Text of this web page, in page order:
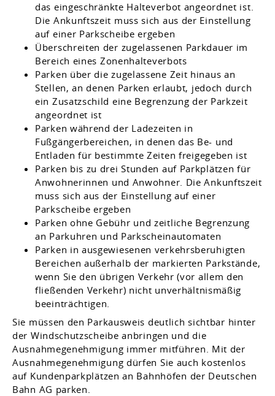
das eingeschränkte Halteverbot angeordnet ist.
Die Ankunftszeit muss sich aus der Einstellung
auf einer Parkscheibe ergeben
Überschreiten der zugelassenen Parkdauer im
Bereich eines Zonenhalteverbots
Parken über die zugelassene Zeit hinaus an
Stellen, an denen Parken erlaubt, jedoch durch
ein Zusatzschild eine Begrenzung der Parkzeit
angeordnet ist
Parken während der Ladezeiten in
Fußgängerbereichen, in denen das Be- und
Entladen für bestimmte Zeiten freigegeben ist
Parken bis zu drei Stunden auf Parkplätzen für
Anwohnerinnen und Anwohner. Die Ankunftszeit
muss sich aus der Einstellung auf einer
Parkscheibe ergeben
Parken ohne Gebühr und zeitliche Begrenzung
an Parkuhren und Parkscheinautomaten
Parken in ausgewiesenen verkehrsberuhigten
Bereichen außerhalb der markierten Parkstände,
wenn Sie den übrigen Verkehr (vor allem den
fließenden Verkehr) nicht unverhältnismäßig
beeinträchtigen.
Sie müssen den Parkausweis deutlich sichtbar hinter
der Windschutzscheibe anbringen und die
Ausnahmegenehmigung immer mitführen. Mit der
Ausnahmegenehmigung dürfen Sie auch kostenlos
auf Kundenparkplätzen an Bahnhöfen der Deutschen
Bahn AG parken.